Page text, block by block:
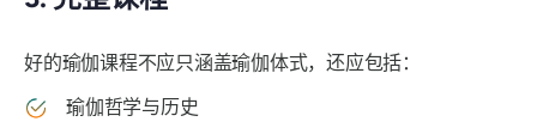
好的瑜伽课程不应只涵盖瑜伽体式，还应包括：
瑜伽哲学与历史